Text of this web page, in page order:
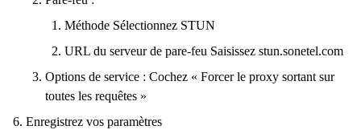
Méthode Sélectionnez STUN
URL du serveur de pare-feu Saisissez stun.sonetel.com
Options de service : Cochez « Forcer le proxy sortant sur
toutes les requêtes »
Enregistrez vos paramètres